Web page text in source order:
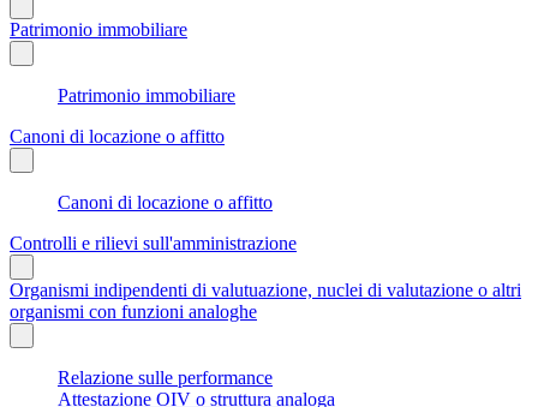
Patrimonio immobiliare
Patrimonio immobiliare
Canoni di locazione o affitto
Canoni di locazione o affitto
Controlli e rilievi sull'amministrazione
Organismi indipendenti di valutuazione, nuclei di valutazione o altri
organismi con funzioni analoghe
Relazione sulle performance
Attestazione OIV o struttura analoga